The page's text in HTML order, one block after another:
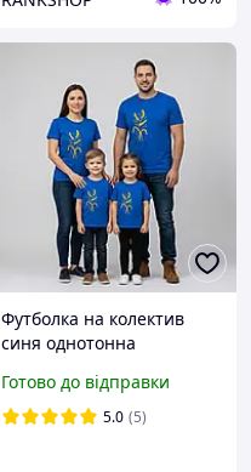
Футболка на колектив
синя однотонна
бавовни р.32-56 код
01.20.19
Готово до відправки
5.0 (5)